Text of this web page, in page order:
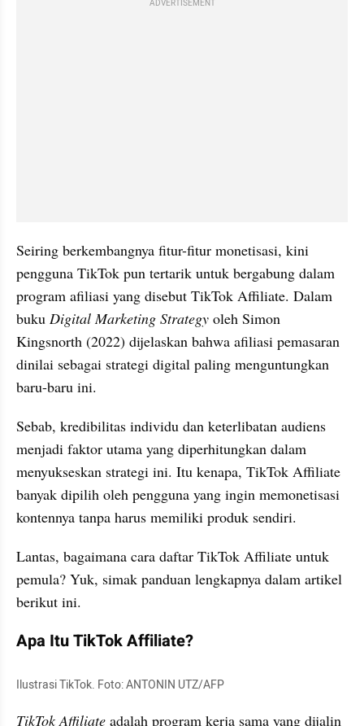
ADVERTISEMENT
Seiring berkembangnya fitur-fitur monetisasi, kini
pengguna TikTok pun tertarik untuk bergabung dalam
program afiliasi yang disebut TikTok Affiliate. Dalam
buku Digital Marketing Strategy oleh Simon
Kingsnorth (2022) dijelaskan bahwa afiliasi pemasaran
dinilai sebagai strategi digital paling menguntungkan
baru-baru ini.
Sebab, kredibilitas individu dan keterlibatan audiens
menjadi faktor utama yang diperhitungkan dalam
menyukseskan strategi ini. Itu kenapa, TikTok Affiliate
banyak dipilih oleh pengguna yang ingin memonetisasi
kontennya tanpa harus memiliki produk sendiri.
Lantas, bagaimana cara daftar TikTok Affiliate untuk
pemula? Yuk, simak panduan lengkapnya dalam artikel
berikut ini.
Apa Itu TikTok Affiliate?
Ilustrasi TikTok. Foto: ANTONIN UTZ/AFP
TikTok Affiliate adalah program kerja sama yang dijalin